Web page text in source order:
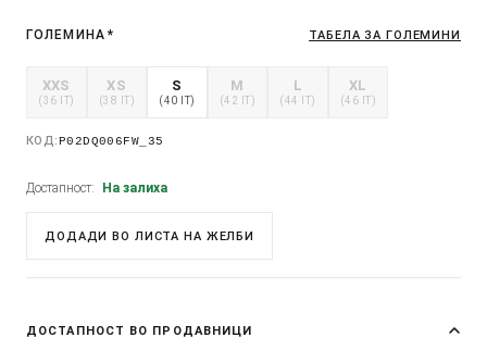
ГОЛЕМИНА * ТАБЕЛА ЗА ГОЛЕМИНИ
XXS
(36 IT)
XS
(38 IT)
S
(40 IT)
M
(42 IT)
L
(44 IT)
XL
(46 IT)
КОД: P02DQ006FW_35
Достапност: На залиха
ДОДАДИ ВО ЛИСТА НА ЖЕЛБИ
ДОСТАПНОСТ ВО ПРОДАВНИЦИ